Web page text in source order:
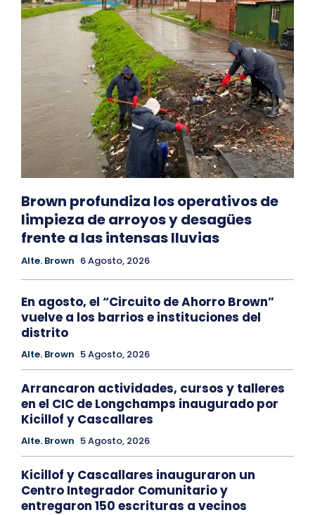
Brown profundiza los operativos de
limpieza de arroyos y desagües
frente a las intensas lluvias
Alte. Brown 6 Agosto, 2026
En agosto, el “Circuito de Ahorro Brown”
vuelve a los barrios e instituciones del
distrito
Alte. Brown 5 Agosto, 2026
Arrancaron actividades, cursos y talleres
en el CIC de Longchamps inaugurado por
Kicillof y Cascallares
Alte. Brown 5 Agosto, 2026
Kicillof y Cascallares inauguraron un
Centro Integrador Comunitario y
entregaron 150 escrituras a vecinos